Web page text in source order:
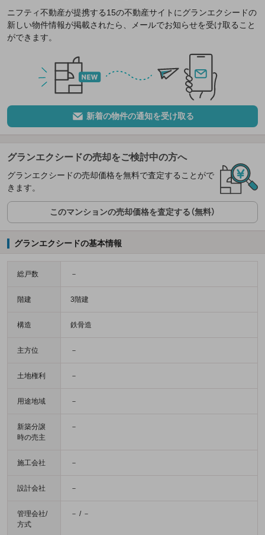
ニフティ不動産が提携する15の不動産サイトにグランエクシードの
新しい物件情報が掲載されたら、メールでお知らせを受け取ること
ができます。
新着の物件の通知を受け取る
グランエクシードの売却をご検討中の方へ
グランエクシードの売却価格を無料で査定することがで
きます。
このマンションの売却価格を査定する（無料）
グランエクシードの基本情報
総戸数 －
階建 3階建
構造 鉄骨造
主方位 －
土地権利 －
用途地域 －
新築分譲
時の売主
－
施工会社 －
設計会社 －
管理会社/
方式
－ / －